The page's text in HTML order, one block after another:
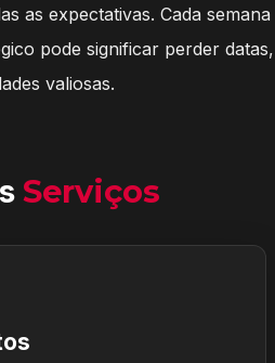
as expectativas. Cada semana
pode significar perder datas,
valiosas.
Serviços